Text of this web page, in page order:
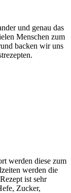
und genau das
Menschen zum
backen wir uns
werden diese zum
werden die
ist sehr
Zucker,